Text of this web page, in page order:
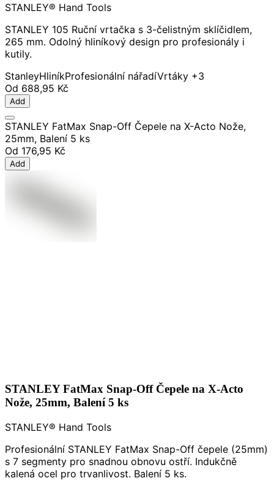
STANLEY® Hand Tools
STANLEY 105 Ruční vrtačka s 3-čelistným sklíčidlem,
265 mm. Odolný hliníkový design pro profesionály i
kutily.
StanleyHliníkProfesionální nářadíVrtáky +3
Od 688,95 Kč
Add
STANLEY FatMax Snap-Off Čepele na X-Acto Nože,
25mm, Balení 5 ks
Od 176,95 Kč
Add
STANLEY FatMax Snap-Off Čepele na X-Acto
Nože, 25mm, Balení 5 ks
STANLEY® Hand Tools
Profesionální STANLEY FatMax Snap-Off čepele (25mm)
s 7 segmenty pro snadnou obnovu ostří. Indukčně
kalená ocel pro trvanlivost. Balení 5 ks.